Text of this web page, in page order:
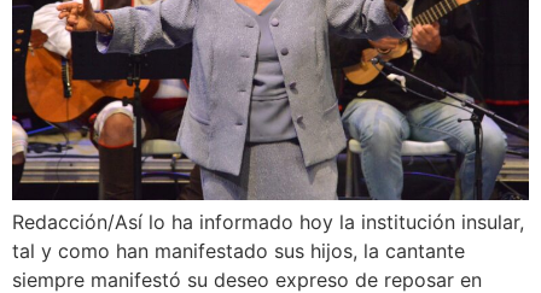
Redacción/Así lo ha informado hoy la institución insular,
tal y como han manifestado sus hijos, la cantante
siempre manifestó su deseo expreso de reposar en